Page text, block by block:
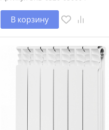
В корзину